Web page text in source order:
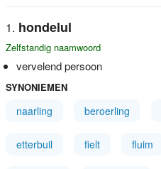
hondelul
Zelfstandig naamwoord
vervelend persoon
SYNONIEMEN
naarling beroerling
etterbuil fielt fluim